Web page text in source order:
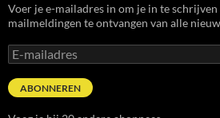
Voer je e-mailadres in om je in te schrijven
mailmeldingen te ontvangen van alle
E-
mailadres
ABONNEREN